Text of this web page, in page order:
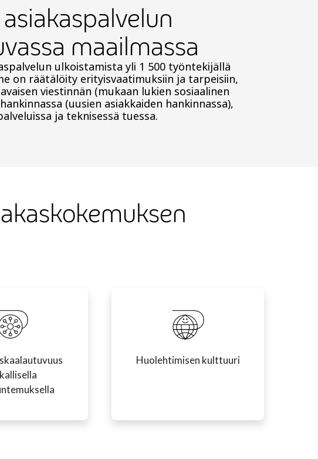
maailmassa
ulkoistamista yli 1 500 työntekijällä
on räätälöity erityisvaatimuksiin ja tarpeisiin,
viestinnän (mukaan lukien sosiaalinen
(uusien asiakkaiden hankinnassa),
ja teknisessä tuessa.
Huolehtimisen kulttuuri